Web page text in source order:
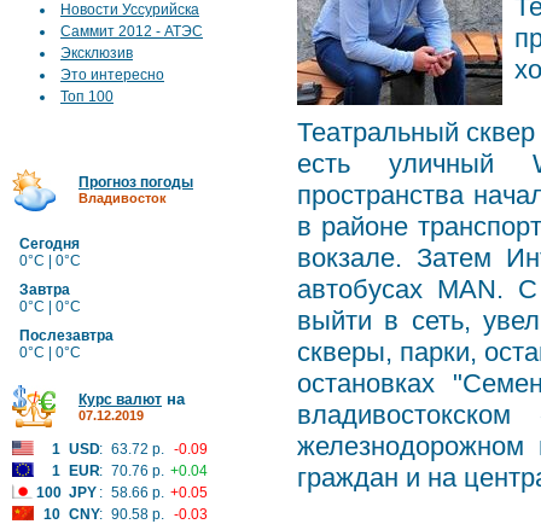
Новости Уссурийска
Саммит 2012 - АТЭС
Эксклюзив
Это интересно
Топ 100
Прогноз погоды
Владивосток
Сегодня
0°C | 0°C
Завтра
0°C | 0°C
Послезавтра
0°C | 0°C
Курс валют на
07.12.2019
1 USD: 63.72 р. -0.09
1
EUR: 70.76 р. +0.04
100 JPY : 58.66 р. +0.05
10 CNY: 90.58 р. -0.03
Театральный
есть уличный
пространства
в районе
вокзале. Затем
автобусах MAN.
выйти в сеть,
скверы, парки,
остановках
железнодорожном
граждан и на